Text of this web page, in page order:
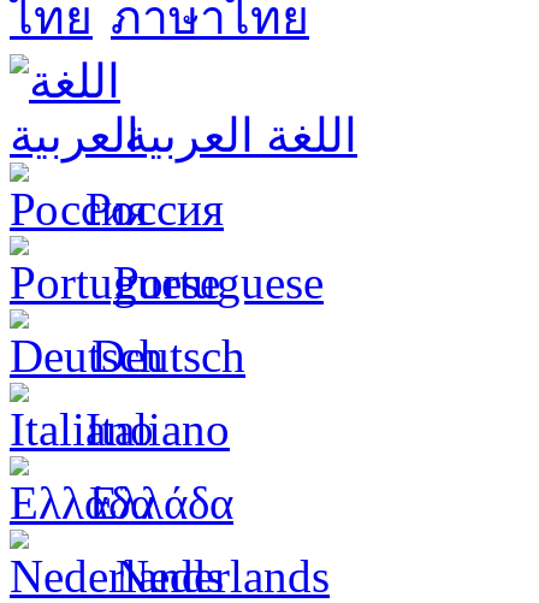
ภาษาไทย
اللغة العربية
Россия
Portuguese
Deutsch
Italiano
Ελλάδα
Nederlands